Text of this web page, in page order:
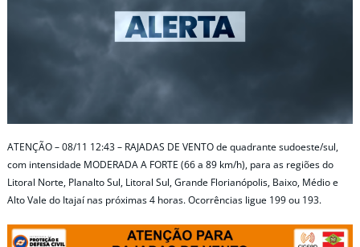
ATENÇÃO – 08/11 12:43 – RAJADAS DE VENTO de quadrante sudoeste/sul,
com intensidade MODERADA A FORTE (66 a 89 km/h), para as regiões do
Litoral Norte, Planalto Sul, Litoral Sul, Grande Florianópolis, Baixo, Médio e
Alto Vale do Itajaí nas próximas 4 horas. Ocorrências ligue 199 ou 193.